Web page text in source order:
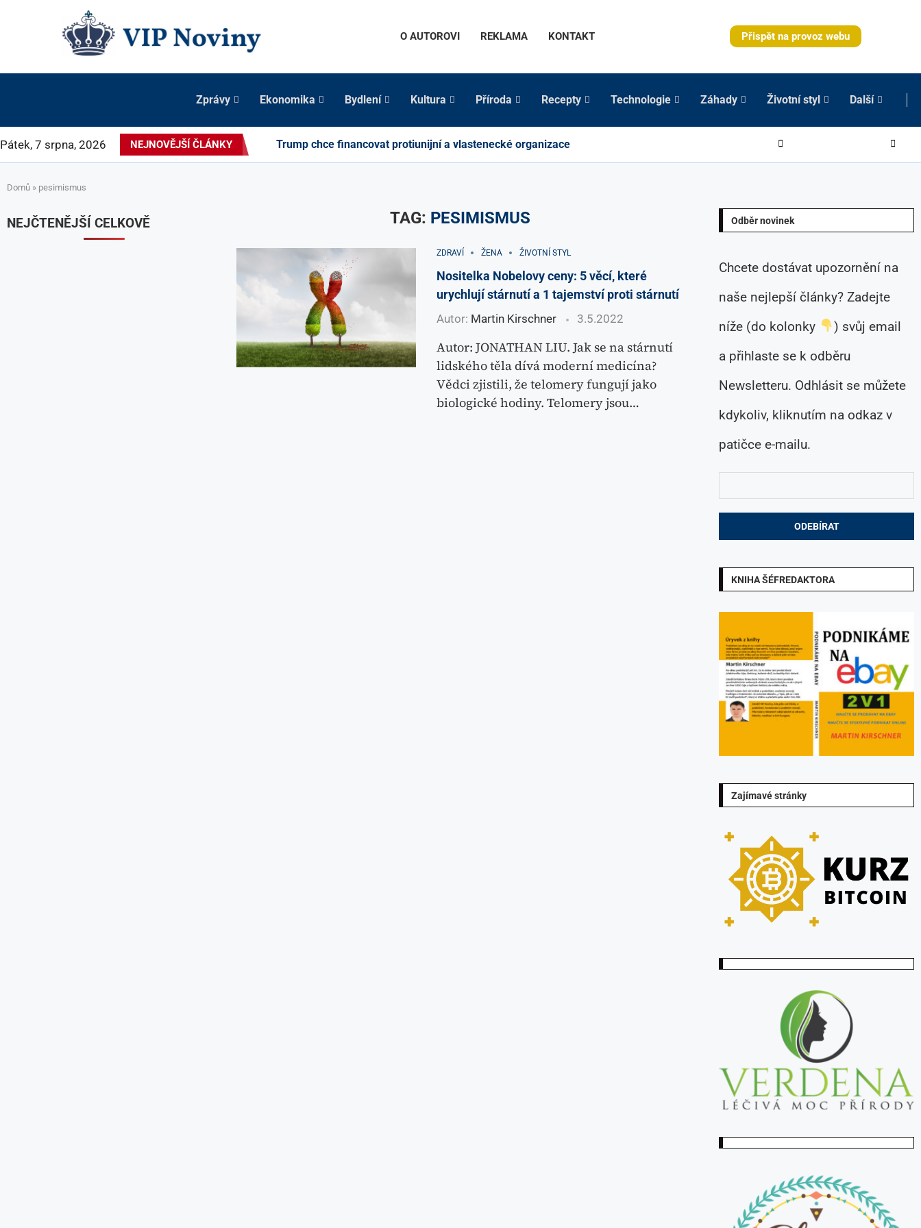
O AUTOROVI REKLAMA KONTAKT Přispět na provoz webu
Zprávy Ekonomika Bydlení Kultura Příroda Recepty Technologie Záhady Životní styl Další
Pátek, 7 srpna, 2026 NEJNOVĚJŠÍ ČLÁNKY Trump chce financovat protiunijní a vlastenecké organizace
Domů » pesimismus
TAG: PESIMISMUS
ZDRAVÍ ŽENA ŽIVOTNÍ STYL
Nositelka Nobelovy ceny: 5 věcí, které
urychlují stárnutí a 1 tajemství proti stárnutí
Autor: Martin Kirschner 3.5.2022
Autor: JONATHAN LIU. Jak se na stárnutí
lidského těla dívá moderní medicína?
Vědci zjistili, že telomery fungují jako
biologické hodiny. Telomery jsou…
Odběr novinek
Chcete dostávat upozornění na
naše nejlepší články? Zadejte
níže (do kolonky
) svůj email
a přihlaste se k odběru
Newsletteru. Odhlásit se můžete
kdykoliv, kliknutím na odkaz v
patičce e-mailu.
KNIHA ŠÉFREDAKTORA
Zajímavé stránky
NEJČTENĚJŠÍ CELKOVĚ